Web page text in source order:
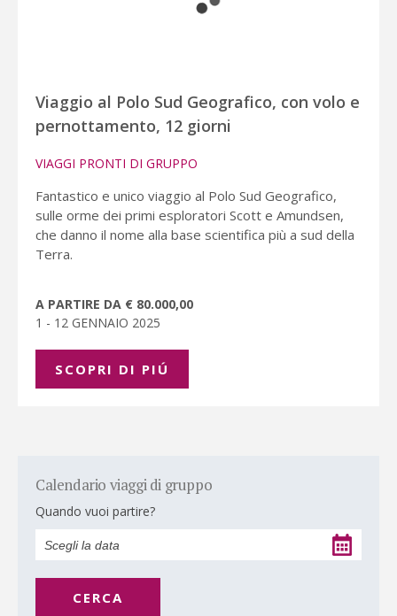
Viaggio al Polo Sud Geografico, con volo e
pernottamento, 12 giorni
VIAGGI PRONTI DI GRUPPO
Fantastico e unico viaggio al Polo Sud Geografico,
sulle orme dei primi esploratori Scott e Amundsen,
che danno il nome alla base scientifica più a sud della
Terra.
A PARTIRE DA € 80.000,00
1 - 12 GENNAIO 2025
SCOPRI DI PIÚ
Calendario viaggi di gruppo
Quando vuoi partire?
CERCA